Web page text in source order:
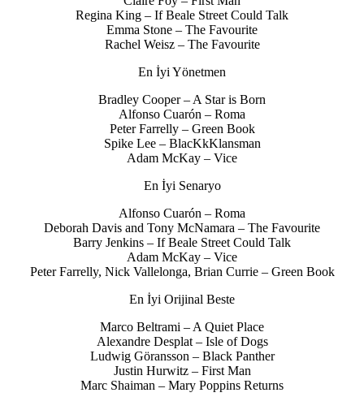
Regina King – If Beale Street Could Talk
Emma Stone – The Favourite
Rachel Weisz – The Favourite
En İyi Yönetmen
Bradley Cooper – A Star is Born
Alfonso Cuarón – Roma
Peter Farrelly – Green Book
Spike Lee – BlacKkKlansman
Adam McKay – Vice
En İyi Senaryo
Alfonso Cuarón – Roma
Deborah Davis and Tony McNamara – The Favourite
Barry Jenkins – If Beale Street Could Talk
Adam McKay – Vice
Peter Farrelly, Nick Vallelonga, Brian Currie – Green Book
En İyi Orijinal Beste
Marco Beltrami – A Quiet Place
Alexandre Desplat – Isle of Dogs
Ludwig Göransson – Black Panther
Justin Hurwitz – First Man
Marc Shaiman – Mary Poppins Returns